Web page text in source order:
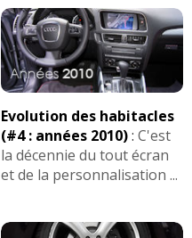
Evolution des habitacles
(#4 : années 2010): C'est
la décennie du tout écran
et de la personnalisation ...